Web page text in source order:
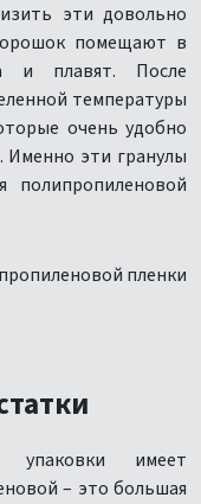
эти довольно
помещают в
и плавят. После
температуры
очень удобно
Именно эти гранулы
полипропиленовой
упаковки имеет
– это большая